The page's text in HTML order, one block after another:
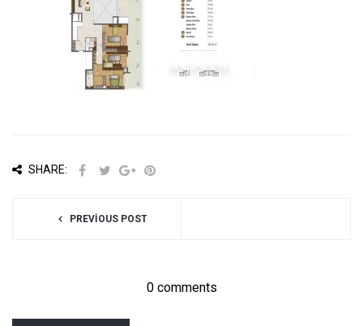
SHARE:
PREVIOUS POST
0 comments